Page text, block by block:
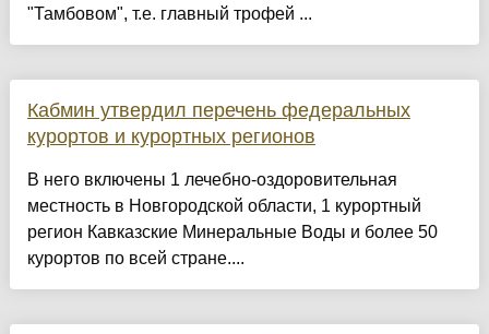
"Тамбовом", т.е. главный трофей ...
Кабмин утвердил перечень федеральных
курортов и курортных регионов
В него включены 1 лечебно-оздоровительная
местность в Новгородской области, 1 курортный
регион Кавказские Минеральные Воды и более 50
курортов по всей стране....